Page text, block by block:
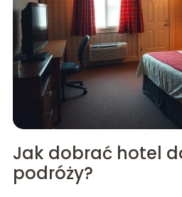
Jak dobrać hotel
podróży?